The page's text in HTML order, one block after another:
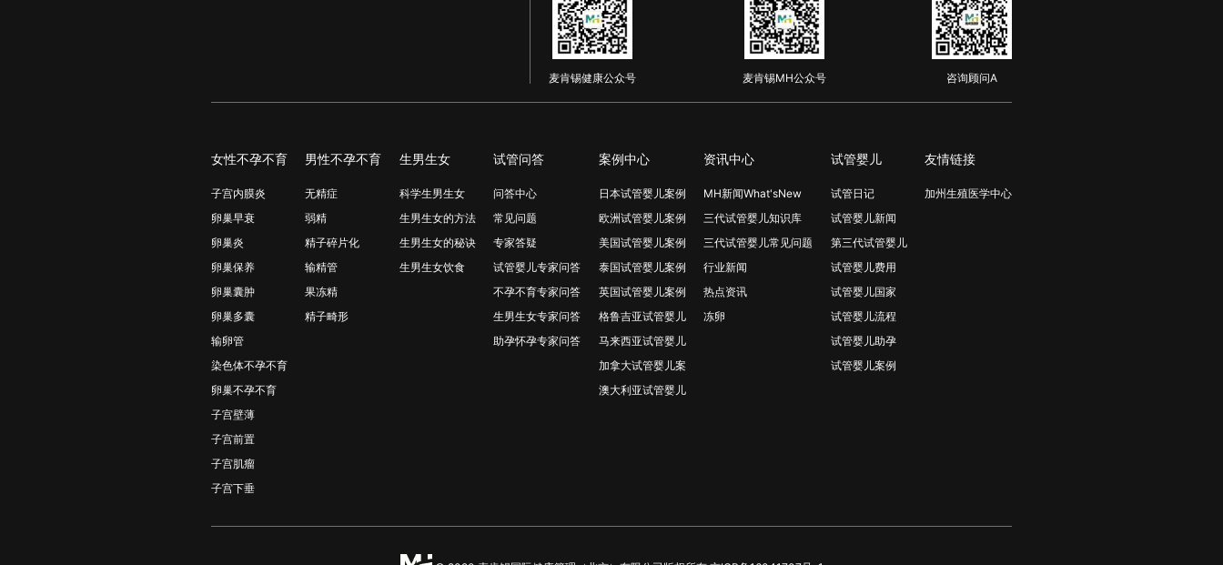
麦肯锡健康公众号 麦肯锡MH公众号 咨询顾问A
女性不孕不育
子宫内膜炎
卵巢早衰
卵巢炎
卵巢保养
卵巢囊肿
卵巢多囊
输卵管
染色体不孕不育
卵巢不孕不育
子宫壁薄
子宫前置
子宫肌瘤
子宫下垂
男性不孕不育
无精症
弱精
精子碎片化
输精管
果冻精
精子畸形
生男生女
科学生男生女
生男生女的方法
生男生女的秘诀
生男生女饮食
试管问答
问答中心
常见问题
专家答疑
试管婴儿专家问答
不孕不育专家问答
生男生女专家问答
助孕怀孕专家问答
案例中心
日本试管婴儿案例
欧洲试管婴儿案例
美国试管婴儿案例
泰国试管婴儿案例
英国试管婴儿案例
格鲁吉亚试管婴儿
马来西亚试管婴儿
加拿大试管婴儿案
澳大利亚试管婴儿
资讯中心
MH新闻What'sNew
三代试管婴儿知识库
三代试管婴儿常见问题
行业新闻
热点资讯
冻卵
试管婴儿
试管日记
试管婴儿新闻
第三代试管婴儿
试管婴儿费用
试管婴儿国家
试管婴儿流程
试管婴儿助孕
试管婴儿案例
友情链接
加州生殖医学中心